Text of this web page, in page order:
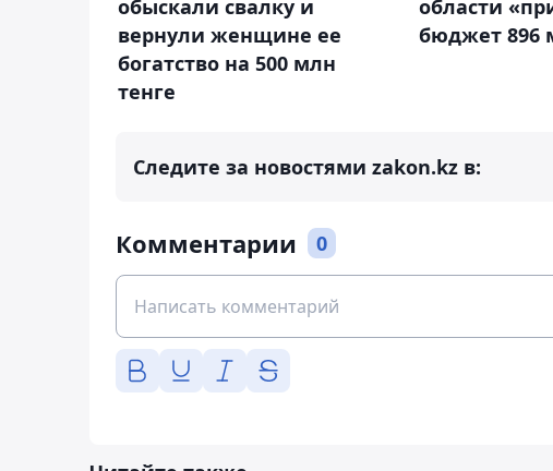
обыскали свалку и
вернули женщине ее
богатство на 500 млн
тенге
области
бюджет 896
Следите за новостями zakon.kz в:
Комментарии 0